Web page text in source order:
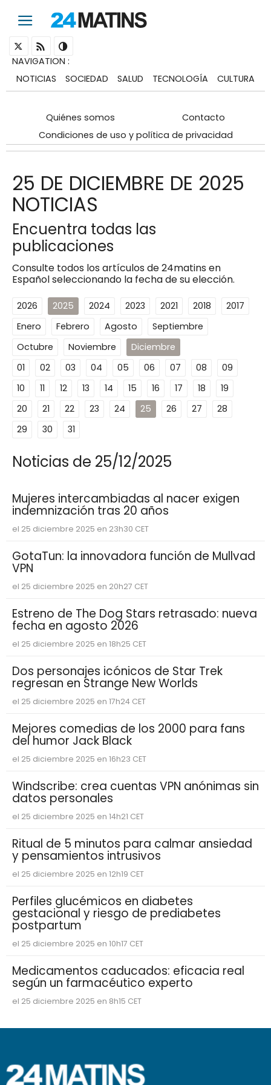
NAVIGATION :
NOTICIAS
SOCIEDAD SALUD TECNOLOGÍA CULTURA
Quiénes somos
Contacto
Condiciones de uso y política de privacidad
25 DE DICIEMBRE DE 2025
NOTICIAS
Encuentra todas las
publicaciones
Consulte todos los artículos de 24matins en
Español seleccionando la fecha de su elección.
2026 2025 2024 2023 2021 2018
2017
Enero
Febrero Agosto
Septiembre
Octubre
Noviembre
Diciembre
01
02 03 04 05 06 07 08
09
10
11 12 13 14 15 16 17 18
19
20
21 22 23 24 25 26 27
28
29
30 31
Noticias de 25/12/2025
Mujeres intercambiadas al nacer exigen
indemnización tras 20 años
el 25 diciembre 2025 en 23h30 CET
GotaTun: la innovadora función de Mullvad
VPN
el 25 diciembre 2025 en 20h27 CET
Estreno de The Dog Stars retrasado: nueva
fecha en agosto 2026
el 25 diciembre 2025 en 18h25 CET
Dos personajes icónicos de Star Trek
regresan en Strange New Worlds
el 25 diciembre 2025 en 17h24 CET
Mejores comedias de los 2000 para fans
del humor Jack Black
el 25 diciembre 2025 en 16h23 CET
Windscribe: crea cuentas VPN anónimas sin
datos personales
el 25 diciembre 2025 en 14h21 CET
Ritual de 5 minutos para calmar ansiedad
y pensamientos intrusivos
el 25 diciembre 2025 en 12h19 CET
Perfiles glucémicos en diabetes
gestacional y riesgo de prediabetes
postpartum
el 25 diciembre 2025 en 10h17 CET
Medicamentos caducados: eficacia real
según un farmacéutico experto
el 25 diciembre 2025 en 8h15 CET